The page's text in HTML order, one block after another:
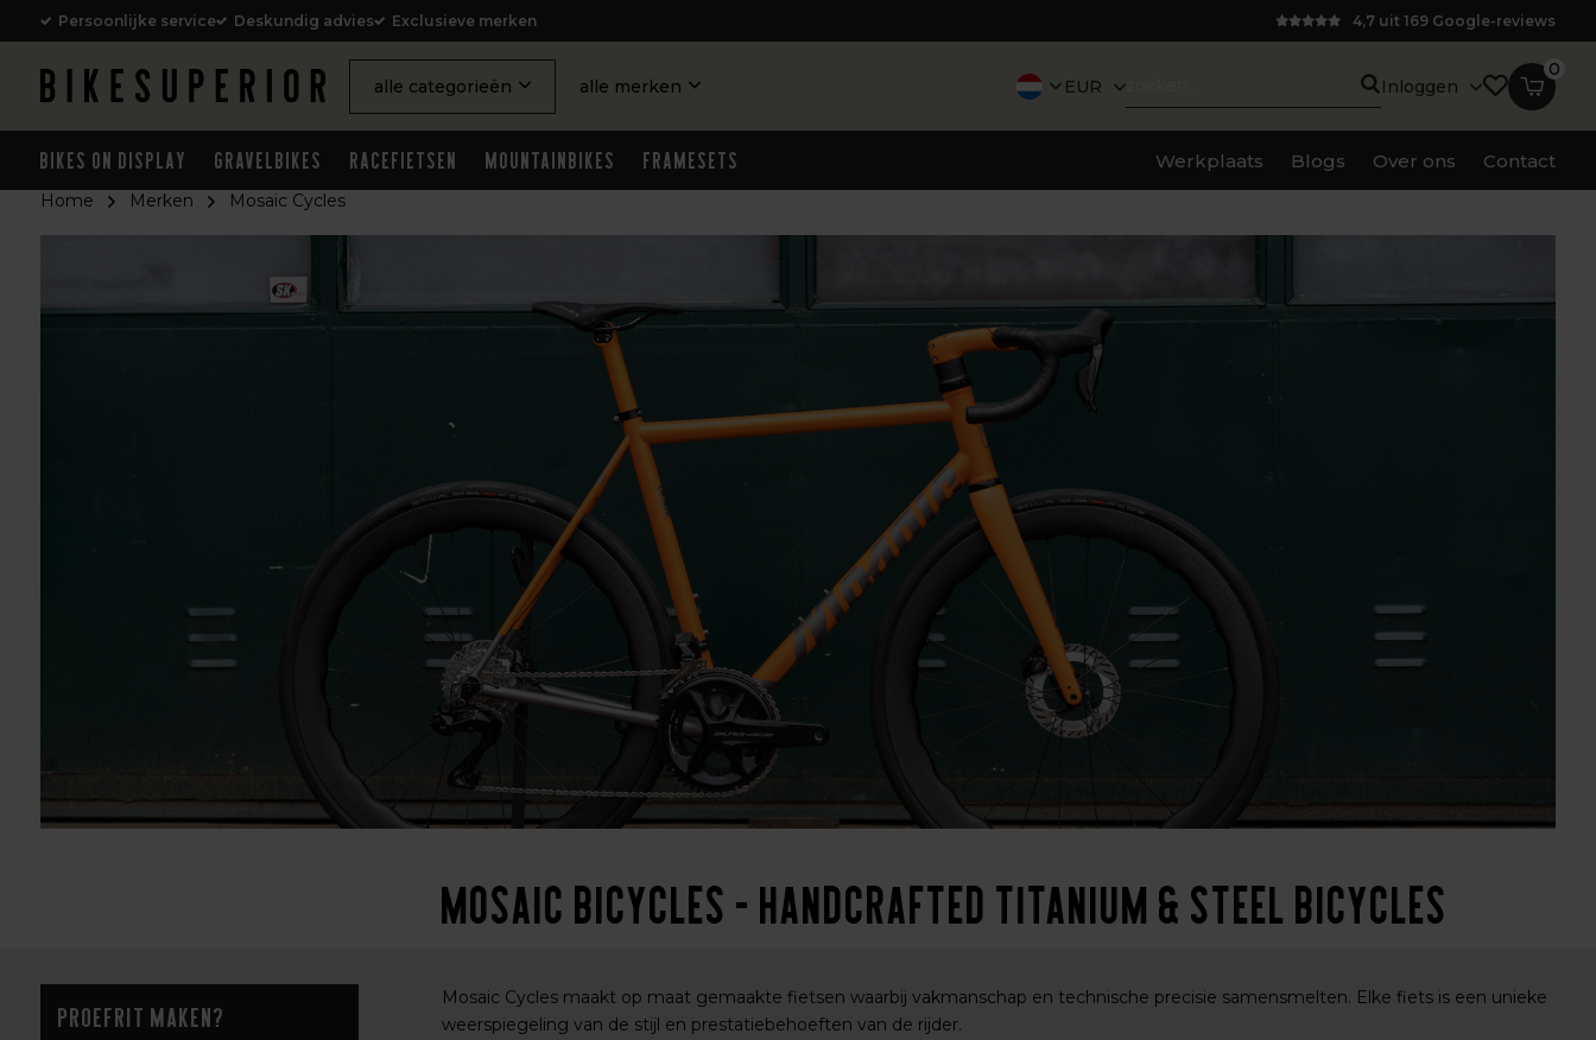
Persoonlijke service Deskundig advies Exclusieve merken 4,7 uit 169 Google-reviews
alle categorieën alle merken EUR Inloggen
0
Bikes on Display Gravelbikes Racefietsen Mountainbikes Framesets Werkplaats Blogs Over ons Contact
Home Merken Mosaic Cycles
Mosaic Bicycles - Handcrafted Titanium & Steel Bicycles
Proefrit maken?
Mosaic Cycles maakt op maat gemaakte fietsen waarbij vakmanschap en technische precisie samensmelten. Elke fiets is een unieke
weerspiegeling van de stijl en prestatiebehoeften van de rijder.